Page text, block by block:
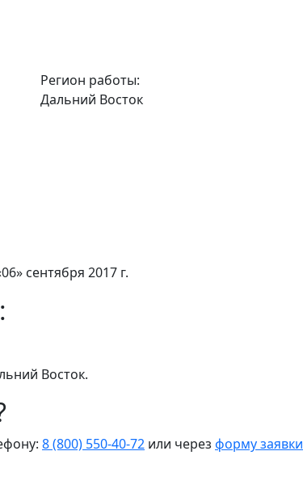
Регион работы:
Дальний Восток
сентября 2017 г.
Восток.
8 (800) 550-40-72 или через форму заявки